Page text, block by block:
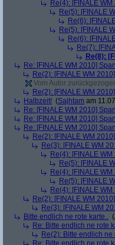
Re(4): [FINALE
Re(5): [FINALE
Re(6):
Re(5): [FINALE
Re(6):
Re(7):
Re(8):
Re: [FINALE WM 2010]
Re(2): [FINALE WM
Vom Autor
Re(2): [FINALE WM
Halbzeit! (Sajhtam am
Re: [FINALE WM 2010]
Re: [FINALE WM 2010]
Re: [FINALE WM 2010]
Re(2): [FINALE WM
Re(3): [FINALE WM
Re(4): [FINALE
Re(5): [FINALE
Re(4): [FINALE
Re(5): [FINALE
Re(4): [FINALE
Re(2): [FINALE WM
Re(3): [FINALE WM
Bitte endlich ne rote karte.. (
Re: Bitte endlich ne rote
Re(2): Bitte endlich ne
Re: Bitte endlich ne rote